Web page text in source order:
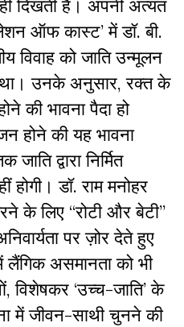
दिखती है। अपनी अत्यंत
ऑफ कास्ट’ में डॉ. बी.
को जाति उन्मूलन
था। उनके अनुसार, रक्त के
की भावना पैदा हो
होने की यह भावना
जाति द्वारा निर्मित
होगी। डॉ. राम मनोहर
के लिए “रोटी और बेटी”
पर ज़ोर देते हुए
लैंगिक असमानता को भी
विशेषकर ‘उच्च-जाति’ के
में जीवन-साथी चुनने की